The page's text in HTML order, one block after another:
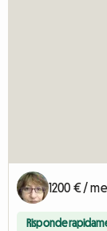
1200 € /
Risponde